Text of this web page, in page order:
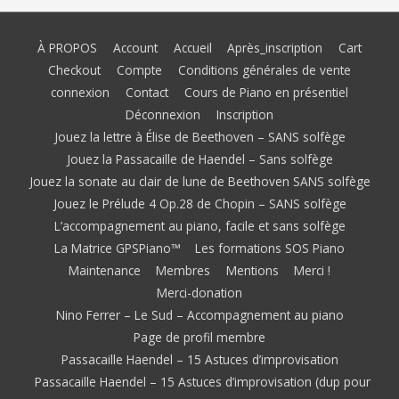
À PROPOS Account Accueil Après_inscription
Cart
Checkout
Compte
Conditions générales de vente
connexion
Contact
Cours de Piano en présentiel
Déconnexion
Inscription
Jouez la lettre à Élise de Beethoven – SANS solfège
Jouez la Passacaille de Haendel – Sans solfège
Jouez la sonate au clair de lune de Beethoven SANS solfège
Jouez le Prélude 4 Op.28 de Chopin – SANS solfège
L’accompagnement au piano, facile et sans solfège
La Matrice GPSPiano™
Les formations SOS Piano
Maintenance
Membres Mentions
Merci !
Merci-donation
Nino Ferrer – Le Sud – Accompagnement au piano
Page de profil membre
Passacaille Haendel – 15 Astuces d’improvisation
Passacaille Haendel – 15 Astuces d’improvisation (dup pour